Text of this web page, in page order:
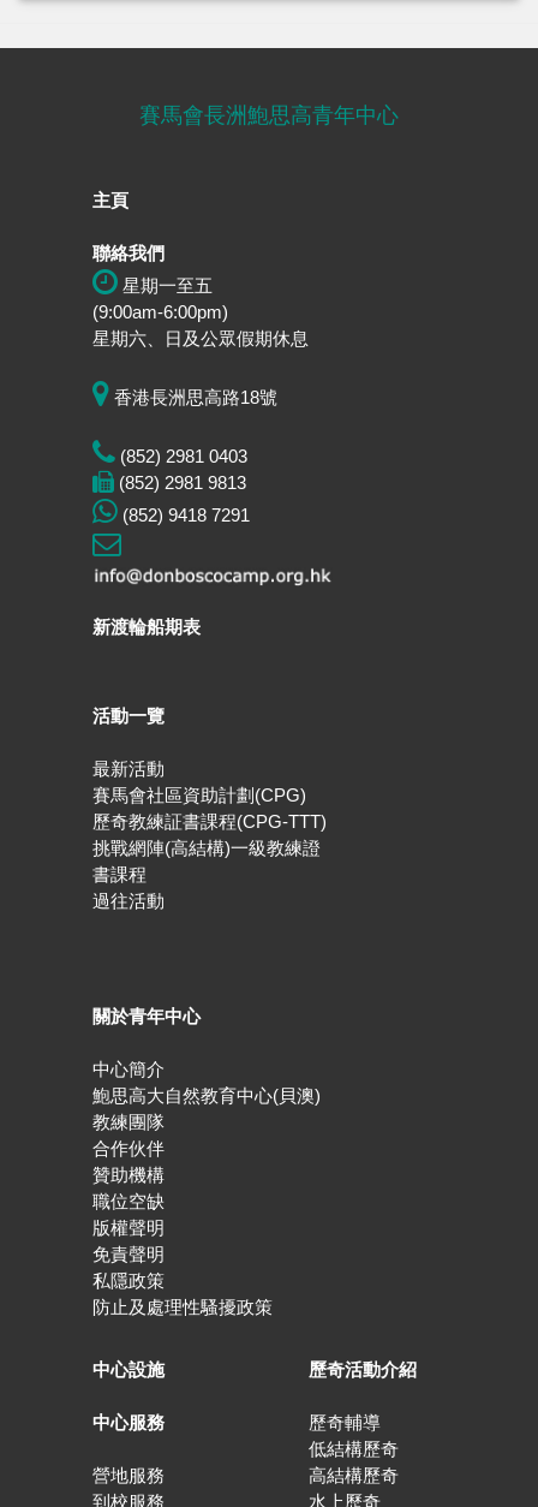
賽馬會長洲鮑思高青年中心
主頁
聯絡我們
星期一至五
(9:00am-6:00pm)
星期六、日及公眾假期休息
香港長洲思高路18號
(852) 2981 0403
(852) 2981 9813
(852) 9418 7291
新渡輪船期表
活動一覽
最新活動
賽馬會社區資助計劃(CPG)
歷奇教練証書課程(CPG-TTT)
挑戰網陣(高結構)一級教練證
書課程
過往活動
關於青年中心
中心簡介
鮑思高大自然教育中心(貝澳)
教練團隊
合作伙伴
贊助機構
職位空缺
版權聲明
免責聲明
私隱政策
防止及處理性騷擾政策
中心設施
中心服務
營地服務
到校服務
歷奇活動介紹
歷奇輔導
低結構歷奇
高結構歷奇
水上歷奇